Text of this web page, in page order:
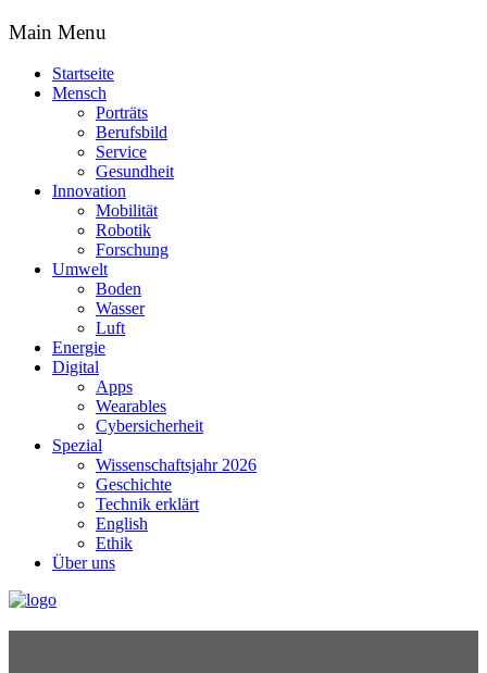
Main Menu
Startseite
Mensch
Porträts
Berufsbild
Service
Gesundheit
Innovation
Mobilität
Robotik
Forschung
Umwelt
Boden
Wasser
Luft
Energie
Digital
Apps
Wearables
Cybersicherheit
Spezial
Wissenschaftsjahr 2026
Geschichte
Technik erklärt
English
Ethik
Über uns